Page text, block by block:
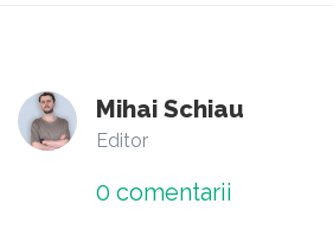
Mihai Schiau
Editor
0 comentarii